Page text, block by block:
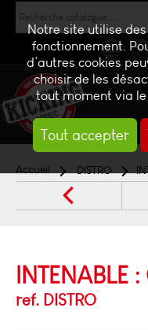
Notre site utilise
fonctionnement.
d’autres cookies
choisir de les
tout moment via
Tout accepter
NEWS
Accueil DISTRO
ref. DISTRO